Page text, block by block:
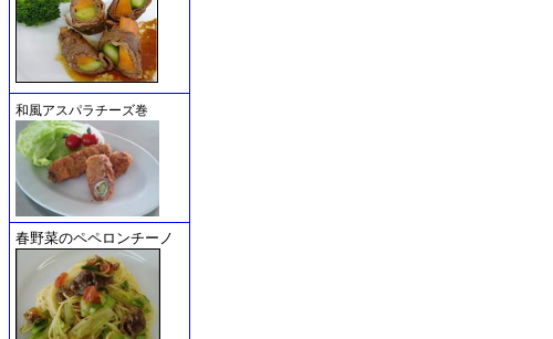
和風アスパラチーズ巻
春野菜のペペロンチーノ